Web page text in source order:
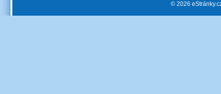
© 2026